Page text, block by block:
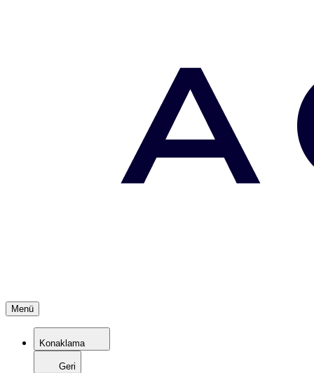
Menü
Konaklama
Geri